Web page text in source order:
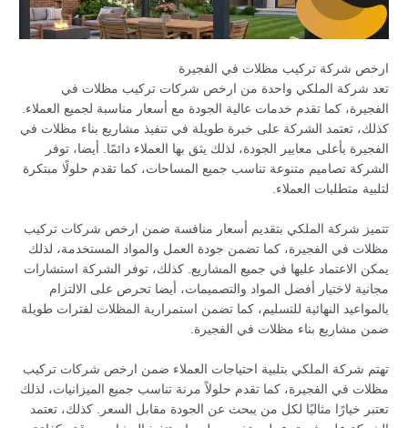
ارخص شركة تركيب مظلات في الفجيرة
تعد شركة الملكي واحدة من ارخص شركات تركيب مظلات في
الفجيرة، كما تقدم خدمات عالية الجودة مع أسعار مناسبة لجميع العملاء.
كذلك، تعتمد الشركة على خبرة طويلة في تنفيذ مشاريع بناء مظلات في
الفجيرة بأعلى معايير الجودة، لذلك يثق بها العملاء دائمًا. أيضا، توفر
الشركة تصاميم متنوعة تناسب جميع المساحات، كما تقدم حلولًا مبتكرة
لتلبية متطلبات العملاء.
تتميز شركة الملكي بتقديم أسعار منافسة ضمن ارخص شركات تركيب
مظلات في الفجيرة، كما تضمن جودة العمل والمواد المستخدمة، لذلك
يمكن الاعتماد عليها في جميع المشاريع. كذلك، توفر الشركة استشارات
مجانية لاختيار أفضل المواد والتصميمات، أيضا تحرص على الالتزام
بالمواعيد النهائية للتسليم، كما تضمن استمرارية المظلات لفترات طويلة
ضمن مشاريع بناء مظلات في الفجيرة.
تهتم شركة الملكي بتلبية احتياجات العملاء ضمن ارخص شركات تركيب
مظلات في الفجيرة، كما تقدم حلولاً مرنة تناسب جميع الميزانيات، لذلك
تعتبر خيارًا مثاليًا لكل من يبحث عن الجودة مقابل السعر. كذلك، تعتمد